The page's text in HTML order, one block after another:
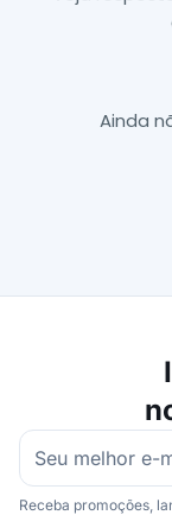
Ainda
Receba promoções,